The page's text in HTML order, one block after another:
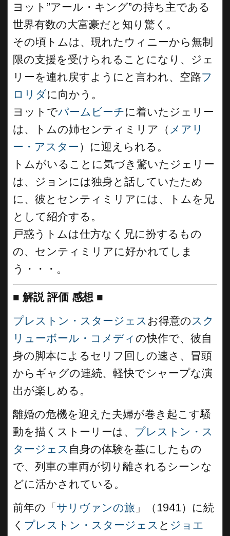
ヨット”アール・キング”の持ち主である
世界有数の大富豪だと知り驚く。
その頃トムは、現れたウィニーから無制
限の支援を受けられることになり、ジェ
リーを連れ戻すようにと言われ、空路フ
ロリダに向かう。
ヨットでパームビーチに着いたジェリー
は、トムの姉センティミリア（ メアリ
ー・アスター）に迎えられる。
トムがいることに気づき驚いたジェリー
は、ジョンには独身と話していたため
に、彼とセンティミリアには、トムを兄
として紹介する。
戸惑うトムは仕方なく兄に扮するもの
の、センティミリアに好かれてしま
う・・・。
■ 解説 評価 感想 ■
プレストン・スタージェスお得意のスク
リューボール・コメディ の快作で、彼自
身の脚本によるセリフ回しの速さ、冒頭
からギャグの連続、軽快でシャープな演
出が楽しめる。
離婚の危機を迎えた夫婦が巻き起こす騒
動を描くストーリーは、 プレストン・ス
タージェス 自身の体験を基にしたもの
で、列車の車両が切り離されるシーンな
どに活かされている。
前年の「 サリヴァンの旅 」（1941）に続
く プレストン・スタージェス と ジョエ